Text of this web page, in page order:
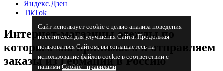
Сайт использует cookie с целью анализа поведения
посетителей для улучшения Сайта. Продолжая
пользоваться Сайтом, вы соглашаетесь на
использование файлов cookie в соответствии с
нашимиCookiе - правилами
Яндекс.Дзен
TikTok
Интернет-магазины одежды по
которым мы принимаем и отправляем
заказы из Германии в Россию